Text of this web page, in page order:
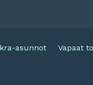
asunnot Vapaat